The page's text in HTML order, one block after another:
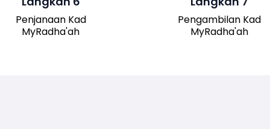
Penjanaan Kad
MyRadha'ah
akan dijana.
Pengambilan Kad
MyRadha'ah
turun versi digital kad
sistem untuk
kemudahan akses.